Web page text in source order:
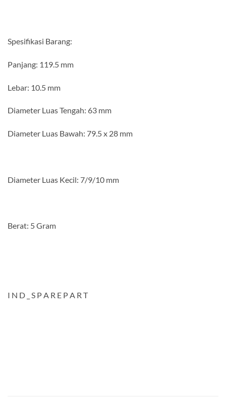
Spesifikasi Barang:
Panjang: 119.5 mm
Lebar: 10.5 mm
Diameter Luas Tengah: 63 mm
Diameter Luas Bawah: 79.5 x 28 mm
Diameter Luas Kecil: 7/9/10 mm
Berat: 5 Gram
I N D _ S P A R E P A R T